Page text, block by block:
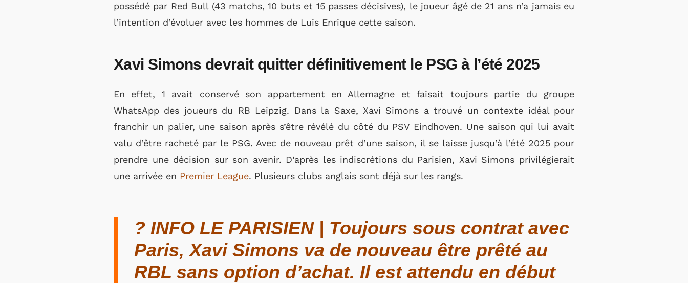
possédé par Red Bull (43 matchs, 10 buts et 15 passes décisives), le joueur âgé de 21 ans n’a jamais eu
l’intention d’évoluer avec les hommes de Luis Enrique cette saison.
Xavi Simons devrait quitter définitivement le PSG à l’été 2025
En effet, 1 avait conservé son appartement en Allemagne et faisait toujours partie du groupe
WhatsApp des joueurs du RB Leipzig. Dans la Saxe, Xavi Simons a trouvé un contexte idéal pour
franchir un palier, une saison après s’être révélé du côté du PSV Eindhoven. Une saison qui lui avait
valu d’être racheté par le PSG. Avec de nouveau prêt d’une saison, il se laisse jusqu’à l’été 2025 pour
prendre une décision sur son avenir. D’après les indiscrétions du Parisien, Xavi Simons privilégierait
une arrivée en Premier League. Plusieurs clubs anglais sont déjà sur les rangs.
? INFO LE PARISIEN | Toujours sous contrat avec
Paris, Xavi Simons va de nouveau être prêté au
RBL sans option d’achat. Il est attendu en début